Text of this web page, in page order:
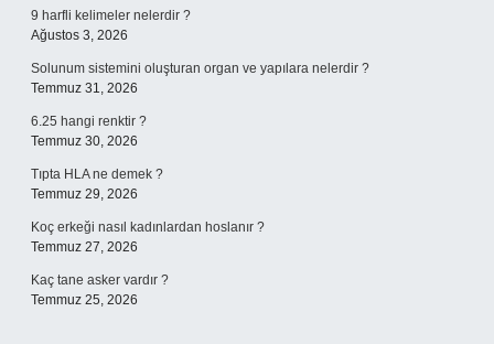
9 harfli kelimeler nelerdir ?
Ağustos 3, 2026
Solunum sistemini oluşturan organ ve yapılara nelerdir ?
Temmuz 31, 2026
6.25 hangi renktir ?
Temmuz 30, 2026
Tıpta HLA ne demek ?
Temmuz 29, 2026
Koç erkeği nasıl kadınlardan hoslanır ?
Temmuz 27, 2026
Kaç tane asker vardır ?
Temmuz 25, 2026